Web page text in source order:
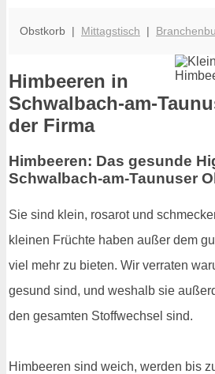
Obstkorb | Mittagstisch |
Himbeeren in
Schwalbach-am-
der Firma
Himbeeren: Das gesunde
Schwalbach-am-Taunuser
Sie sind klein, rosarot und
kleinen Früchte haben außer dem
viel mehr zu bieten. Wir verraten
gesund sind, und weshalb sie
den gesamten Stoffwechsel sind.
Himbeeren sind weich, werden bis